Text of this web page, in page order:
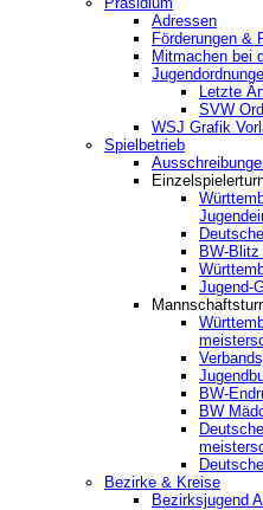
Adressen
Förderungen &
Mitmachen bei
Letzte
SVW
WSJ Grafik
Spielbetrieb
BW-
Jugend-
BW-
BW
Bezirke & Kreise
Bezirksjugend